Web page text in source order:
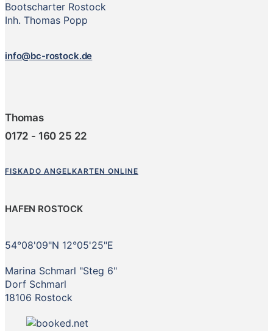
Bootscharter Rostock
Inh. Thomas Popp
info@bc-rostock.de
Thomas
0172 - 160 25 22
FISKADO ANGELKARTEN ONLINE
HAFEN ROSTOCK
54°08'09"N 12°05'25"E
Marina Schmarl "Steg 6"
Dorf Schmarl
18106 Rostock